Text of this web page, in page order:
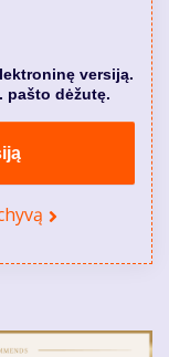
versiją.
pašto dėžutę.